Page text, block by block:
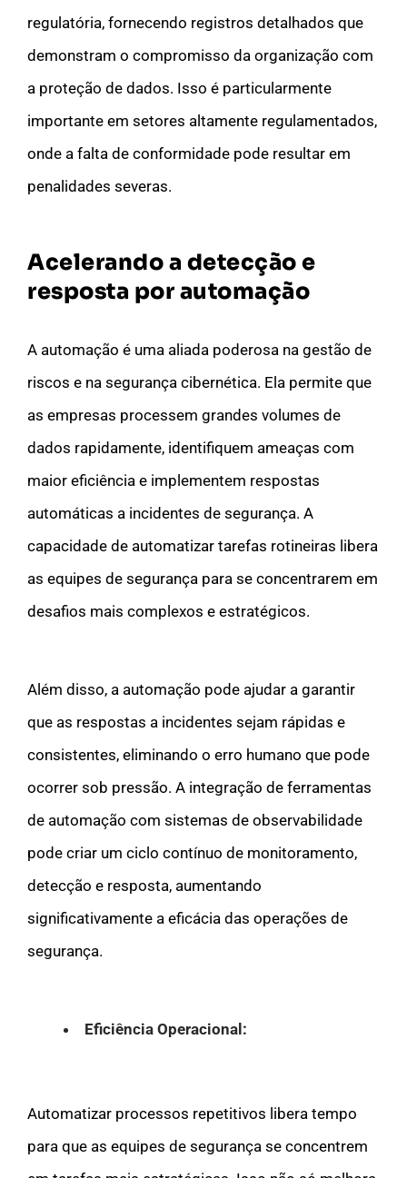
regulatória, fornecendo registros detalhados que
demonstram o compromisso da organização com
a proteção de dados. Isso é particularmente
importante em setores altamente regulamentados,
onde a falta de conformidade pode resultar em
penalidades severas.
Acelerando a detecção e
resposta por automação
A automação é uma aliada poderosa na gestão de
riscos e na segurança cibernética. Ela permite que
as empresas processem grandes volumes de
dados rapidamente, identifiquem ameaças com
maior eficiência e implementem respostas
automáticas a incidentes de segurança. A
capacidade de automatizar tarefas rotineiras libera
as equipes de segurança para se concentrarem em
desafios mais complexos e estratégicos.
Além disso, a automação pode ajudar a garantir
que as respostas a incidentes sejam rápidas e
consistentes, eliminando o erro humano que pode
ocorrer sob pressão. A integração de ferramentas
de automação com sistemas de observabilidade
pode criar um ciclo contínuo de monitoramento,
detecção e resposta, aumentando
significativamente a eficácia das operações de
segurança.
Eficiência Operacional:
Automatizar processos repetitivos libera tempo
para que as equipes de segurança se concentrem